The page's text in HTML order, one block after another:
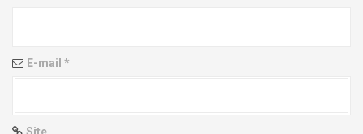
n E-mail *